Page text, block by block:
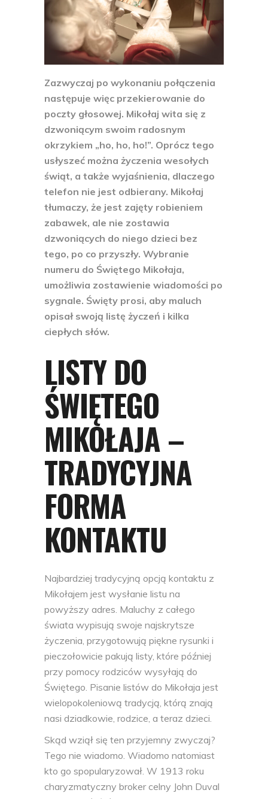
Zazwyczaj po wykonaniu połączenia
następuje więc przekierowanie do
poczty głosowej. Mikołaj wita się z
dzwoniącym swoim radosnym
okrzykiem „ho, ho, ho!”. Oprócz tego
usłyszeć można życzenia wesołych
świąt, a także wyjaśnienia, dlaczego
telefon nie jest odbierany. Mikołaj
tłumaczy, że jest zajęty robieniem
zabawek, ale nie zostawia
dzwoniących do niego dzieci bez
tego, po co przyszły. Wybranie
numeru do Świętego Mikołaja,
umożliwia zostawienie wiadomości po
sygnale. Święty prosi, aby maluch
opisał swoją listę życzeń i kilka
ciepłych słów. ​
LISTY DO
ŚWIĘTEGO
MIKOŁAJA –
TRADYCYJNA
FORMA
KONTAKTU
Najbardziej tradycyjną opcją kontaktu z
Mikołajem jest wysłanie listu na
powyższy adres. Maluchy z całego
świata wypisują swoje najskrytsze
życzenia, przygotowują piękne rysunki i
pieczołowicie pakują listy, które później
przy pomocy rodziców wysyłają do
Świętego. Pisanie listów do Mikołaja jest
wielopokoleniową tradycją, którą znają
nasi dziadkowie, rodzice, a teraz dzieci.
Skąd wziął się ten przyjemny zwyczaj?
Tego nie wiadomo. Wiadomo natomiast
kto go spopularyzował. W 1913 roku
charyzmatyczny broker celny John Duval